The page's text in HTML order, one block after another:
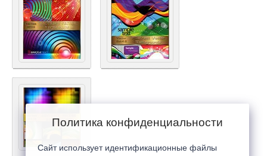
Политика конфиденциальности
Сайт использует идентификационные файлы